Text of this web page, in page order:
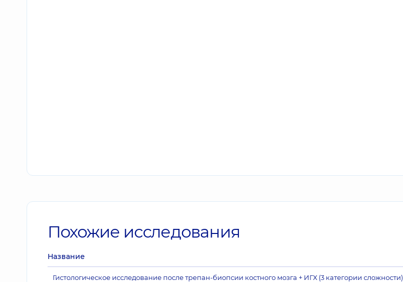
Похожие исследования
Название
Гистологическое исследование после трепан-биопсии костного мозга + ИГХ (3 категории сложности),